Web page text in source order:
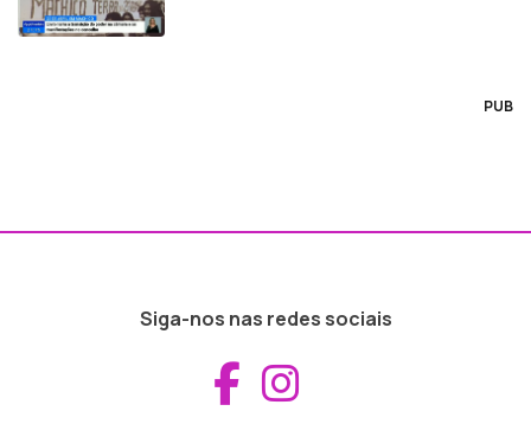
PUB
Siga-nos nas redes sociais
Aceder ao